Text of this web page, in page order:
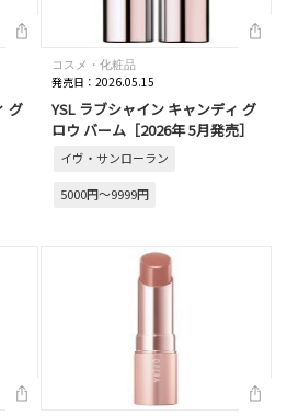
グ
コスメ・化粧品
発売日：2026.05.15
YSL ラブシャイン キャンディ グ
ロウ バーム［2026年 5月発売］
イヴ・サンローラン
5000円～9999円